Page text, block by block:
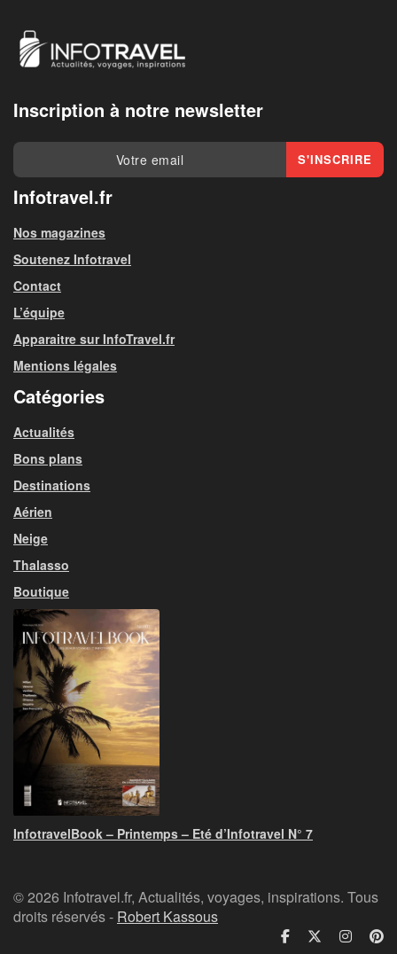
Inscription à notre newsletter
Infotravel.fr
Nos magazines
Soutenez Infotravel
Contact
L’équipe
Apparaitre sur InfoTravel.fr
Mentions légales
Catégories
Actualités
Bons plans
Destinations
Aérien
Neige
Thalasso
Boutique
InfotravelBook – Printemps – Eté d’Infotravel N° 7
© 2026 Infotravel.fr, Actualités, voyages, inspirations. Tous
droits réservés - Robert Kassous